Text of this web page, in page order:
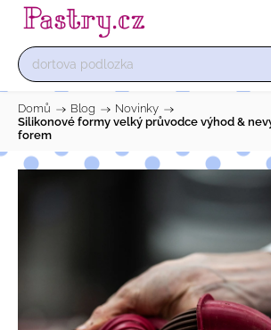
Domů / Blog / Novinky /
Silikonové formy velký průvodce výhod &
forem